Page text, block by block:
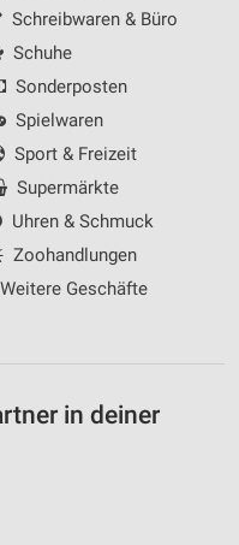
Schreibwaren & Büro
Schuhe
Sonderposten
Spielwaren
Sport & Freizeit
Supermärkte
Uhren & Schmuck
Zoohandlungen
Weitere Geschäfte
in deiner